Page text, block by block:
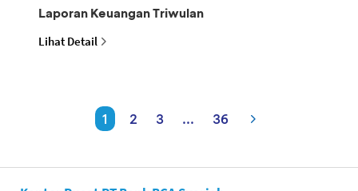
Laporan Keuangan Triwulan
Lihat Detail
1 2 3 ... 36